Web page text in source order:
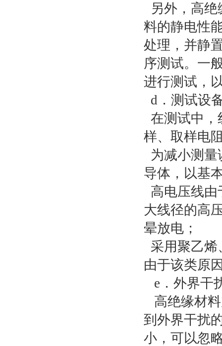
另外，高
料的静电性
处理，并静
序测试。一
进行测试，
d．测试设
在测试中，
样、取样电
为减小测
导体，以基
高电压线
大线径的高
晕放电；
采用聚乙
由于该类原
e．外界干
高绝缘材
到外界干扰
小，可以忽